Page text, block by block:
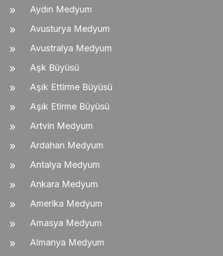
Aydın Medyum
Avusturya Medyum
Avustralya Medyum
Aşk Büyüsü
Aşık Ettirme Büyüsü
Aşık Etirme Büyüsü
Artvin Medyum
Ardahan Medyum
Antalya Medyum
Ankara Medyum
Amerika Medyum
Amasya Medyum
Almanya Medyum